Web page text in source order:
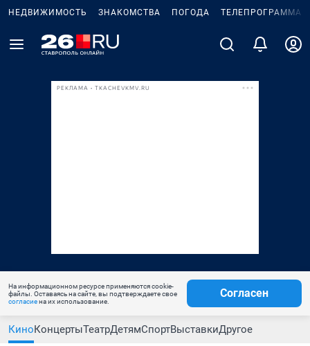
НЕДВИЖИМОСТЬ ЗНАКОМСТВА ПОГОДА ТЕЛЕПРОГРАММА
РЕКЛАМА • TKACHEVKMV.RU
На информационном ресурсе применяются cookie-
файлы. Оставаясь на сайте, вы подтверждаете свое
согласиена их использование.
Согласен
КиноКонцертыТеатрДетямСпортВыставкиДругое